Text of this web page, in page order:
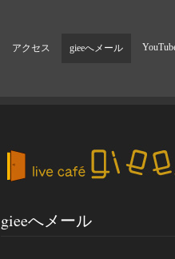
アクセス gieeへメール
gieeへメール